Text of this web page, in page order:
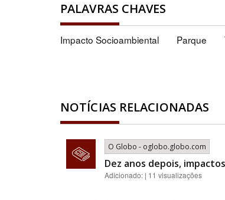
PALAVRAS CHAVES
Impacto Socioambiental Parque
NOTÍCIAS RELACIONADAS
O Globo - oglobo.globo.com
Dez anos depois,
Adicionado: | 11 visualizações